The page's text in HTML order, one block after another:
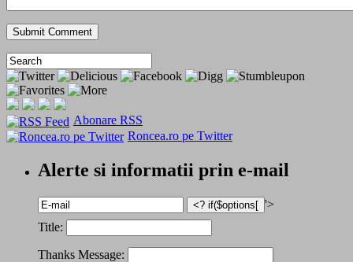
Abonare RSS
Roncea.ro pe Twitter
Alerte si informatii prin e-mail
'>
Title:
Thanks Message: